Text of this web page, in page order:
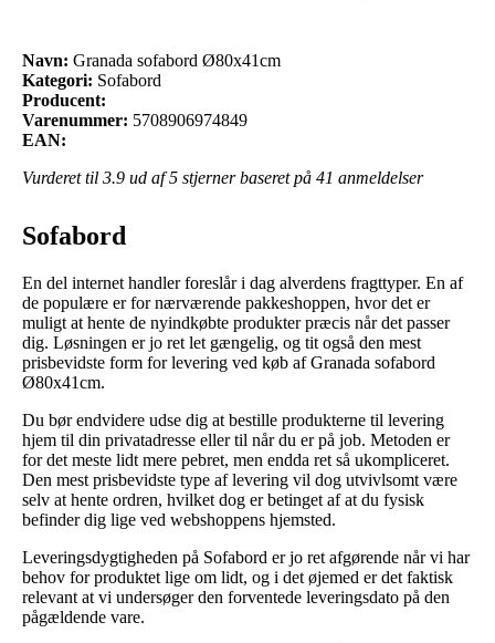
Navn: Granada sofabord Ø80x41cm
Kategori: Sofabord
Producent:
Varenummer: 5708906974849
EAN:
Vurderet til 3.9 ud af 5 stjerner baseret på 41 anmeldelser
Sofabord
En del internet handler foreslår i dag alverdens fragttyper. En af
de populære er for nærværende pakkeshoppen, hvor det er
muligt at hente de nyindkøbte produkter præcis når det passer
dig. Løsningen er jo ret let gængelig, og tit også den mest
prisbevidste form for levering ved køb af Granada sofabord
Ø80x41cm.
Du bør endvidere udse dig at bestille produkterne til levering
hjem til din privatadresse eller til når du er på job. Metoden er
for det meste lidt mere pebret, men endda ret så ukompliceret.
Den mest prisbevidste type af levering vil dog utvivlsomt være
selv at hente ordren, hvilket dog er betinget af at du fysisk
befinder dig lige ved webshoppens hjemsted.
Leveringsdygtigheden på Sofabord er jo ret afgørende når vi har
behov for produktet lige om lidt, og i det øjemed er det faktisk
relevant at vi undersøger den forventede leveringsdato på den
pågældende vare.